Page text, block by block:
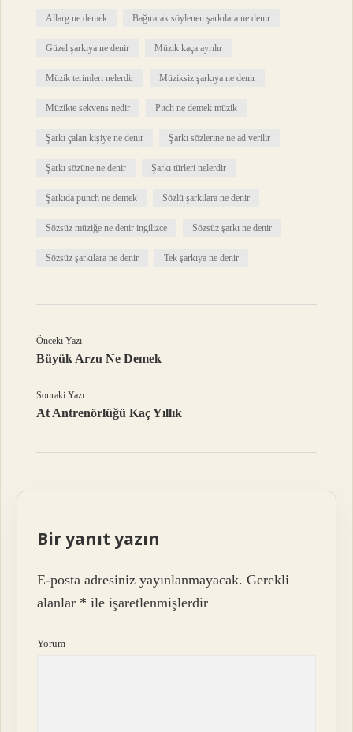
Allarg ne demek Bağırarak söylenen şarkılara ne denir
Güzel şarkıya ne denir Müzik kaça ayrılır
Müzik terimleri nelerdir Müziksiz şarkıya ne denir
Müzikte sekvens nedir Pitch ne demek müzik
Şarkı çalan kişiye ne denir Şarkı sözlerine ne ad verilir
Şarkı sözüne ne denir Şarkı türleri nelerdir
Şarkıda punch ne demek Sözlü şarkılara ne denir
Sözsüz müziğe ne denir ingilizce Sözsüz şarkı ne denir
Sözsüz şarkılara ne denir Tek şarkıya ne denir
Önceki Yazı
Büyük Arzu Ne Demek
Sonraki Yazı
At Antrenörlüğü Kaç Yıllık
Bir yanıt yazın
E-posta adresiniz yayınlanmayacak. Gerekli
alanlar * ile işaretlenmişlerdir
Yorum